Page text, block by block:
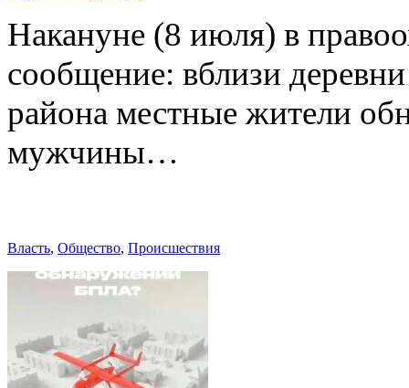
Накануне (8 июля) в
сообщение: вблизи
района местные жители
мужчины…
Власть, Общество, Происшествия